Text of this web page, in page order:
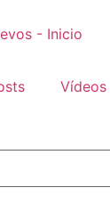
Vídeos